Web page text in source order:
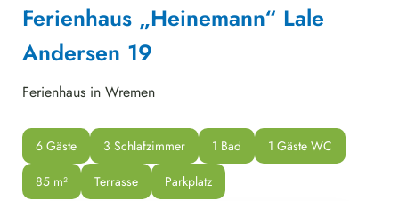
Ferienhaus „Heinemann“ Lale
Andersen 19
Ferienhaus in Wremen
6 Gäste 3 Schlafzimmer 1 Bad
1 Gäste WC
85 m² Terrasse Parkplatz